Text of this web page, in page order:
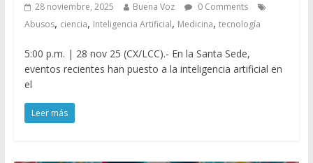
28 noviembre, 2025 Buena Voz
0 Comments
Abusos, ciencia, Inteligencia Artificial, Medicina, tecnología
5:00 p.m. | 28 nov 25 (CX/LCC).- En la Santa Sede,
eventos recientes han puesto a la inteligencia artificial en
el
Leer más